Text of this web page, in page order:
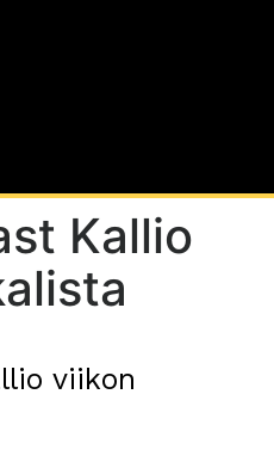
Kallio
viikon